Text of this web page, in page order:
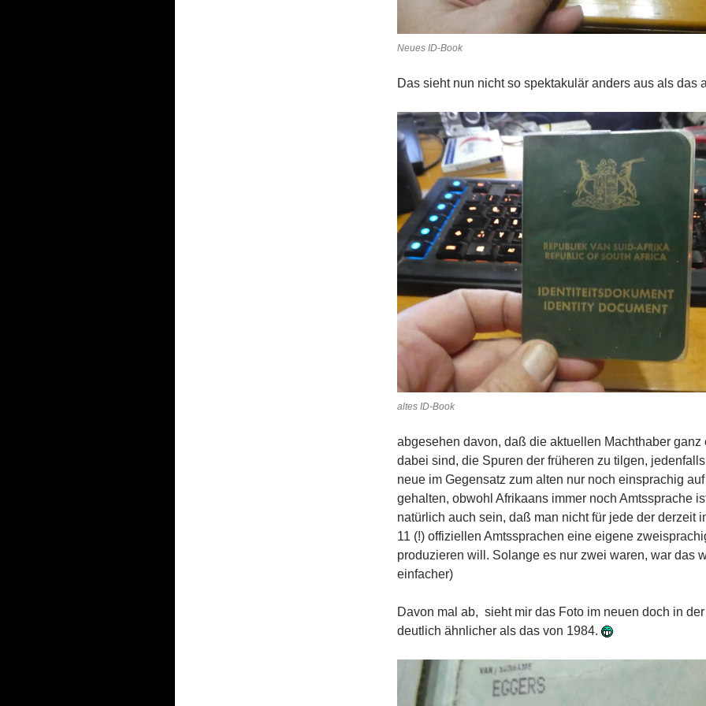
Neues ID-Book
Das sieht nun nicht so spektakulär anders aus als das
altes ID-Book
abgesehen davon, daß die aktuellen Machthaber ganz
dabei sind, die Spuren der früheren zu tilgen,
neue im Gegensatz zum alten nur noch einsprachig
gehalten, obwohl Afrikaans immer noch Amtssprache
natürlich auch sein, daß man nicht für jede der derzeit
11 (!) offiziellen Amtssprachen eine eigene
produzieren will. Solange es nur zwei waren, war das
einfacher)
Davon mal ab, sieht mir das Foto im neuen doch in der
deutlich ähnlicher als das von 1984.